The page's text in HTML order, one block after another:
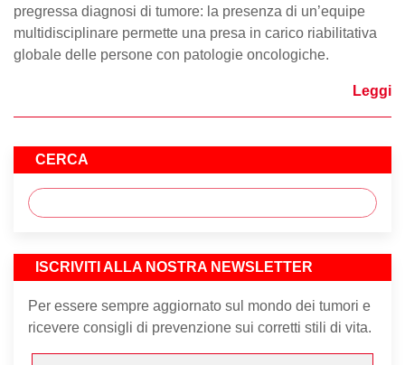
pregressa diagnosi di tumore: la presenza di un’equipe
multidisciplinare permette una presa in carico riabilitativa
globale delle persone con patologie oncologiche.
Leggi
CERCA
ISCRIVITI ALLA NOSTRA NEWSLETTER
Per essere sempre aggiornato sul mondo dei tumori e
ricevere consigli di prevenzione sui corretti stili di vita.